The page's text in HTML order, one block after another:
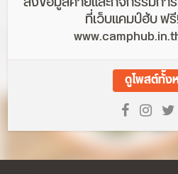
ที่เว็บแคมป์ฮับ ฟ
ดูโพสต์ทั้ง